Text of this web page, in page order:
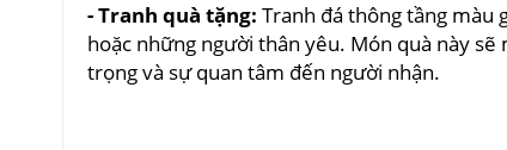
- Tranh quà tặng: Tranh đá thông tầng màu
hoặc những người thân yêu. Món quà này
trọng và sự quan tâm đến người nhận.